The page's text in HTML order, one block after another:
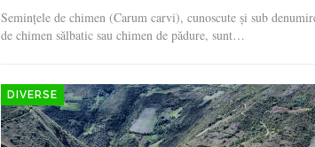
Semințele de chimen (Carum carvi), cunoscute și sub
de chimen sălbatic sau chimen de pădure, sunt…
DIVERSE